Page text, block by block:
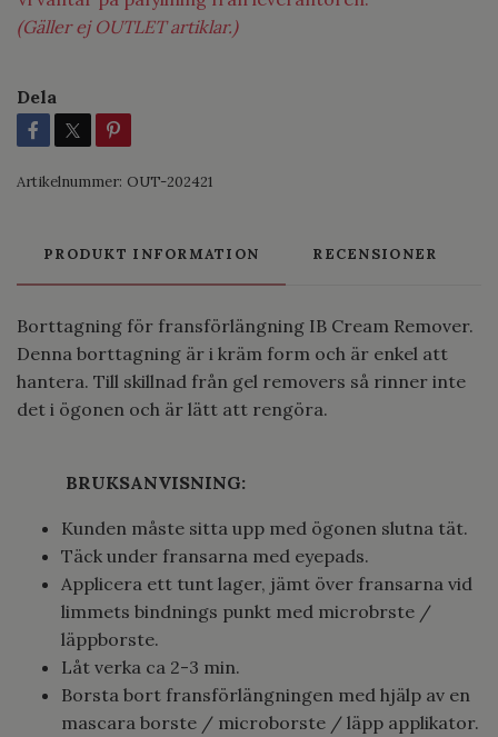
(Gäller ej OUTLET artiklar.)
Dela
Artikelnummer: OUT-202421
PRODUKT INFORMATION RECENSIONER
Borttagning för fransförlängning IB Cream Remover.
Denna borttagning är i kräm form och är enkel att
hantera. Till skillnad från gel removers så rinner inte
det i ögonen och är lätt att rengöra.
BRUKSANVISNING:
Kunden måste sitta upp med ögonen slutna tät.
Täck under fransarna med eyepads.
Applicera ett tunt lager, jämt över fransarna vid
limmets bindnings punkt med microbrste /
läppborste.
Låt verka ca 2-3 min.
Borsta bort fransförlängningen med hjälp av en
mascara borste / microborste / läpp applikator.